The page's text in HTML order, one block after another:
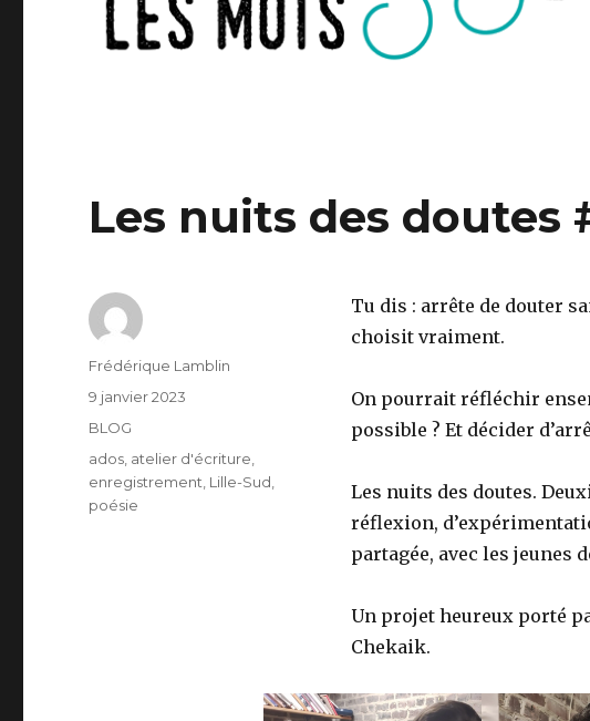
Les nuits des doutes
Tu dis : arrête de douter
choisit vraiment.
On pourrait réfléchir
possible ? Et décider
Les nuits des doutes.
réflexion,
partagée, avec les jeunes
Un projet heureux porté
Chekaik.
Auteur
Frédérique Lamblin
Publié
9 janvier 2023
Catégories
BLOG
Étiquettes
ados atelier d'écriture
enregistrement Lille-Sud
poésie